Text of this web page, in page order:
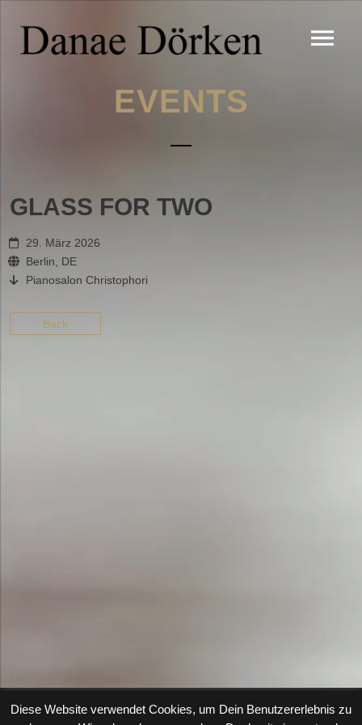
EVENTS
GLASS FOR TWO
29. März 2026
Berlin, DE
Pianosalon Christophori
Back
Diese Website verwendet Cookies, um Dein Benutzererlebnis zu